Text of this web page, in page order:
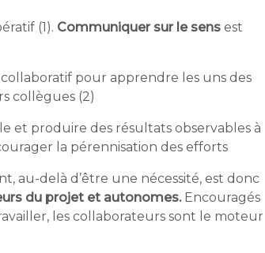
(1). Communiquer sur le sens est
pour apprendre les uns des
collègues (2)
et produire des résultats observables à
la pérennisation des efforts
au-delà d’être une nécessité, est donc
du projet et autonomes. Encouragés
les collaborateurs sont le moteur